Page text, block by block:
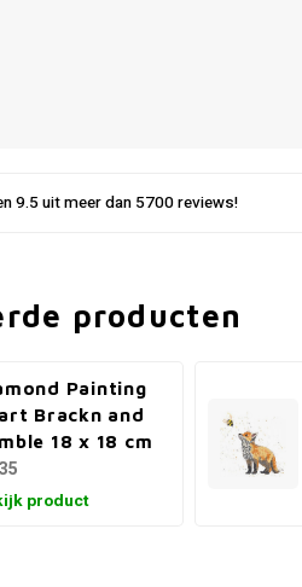
9.5 uit meer dan 5700 reviews!
producten
Painting
Brackn and
18 x 18 cm
product